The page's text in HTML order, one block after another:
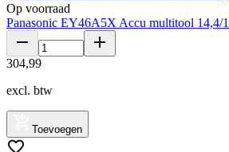
Op voorraad
Panasonic EY46A5X Accu multitool 14,4/
304,99
excl. btw
Toevoegen